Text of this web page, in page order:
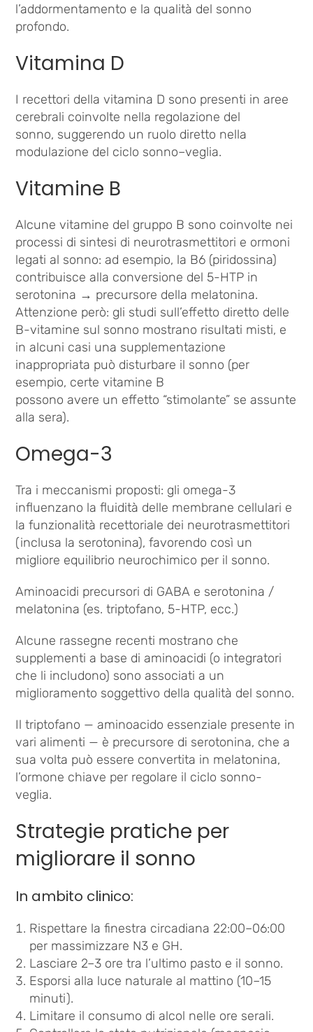
l’addormentamento e la qualità del sonno
profondo.
Vitamina D
I recettori della vitamina D sono presenti in aree
cerebrali coinvolte nella regolazione del
sonno, suggerendo un ruolo diretto nella
modulazione del ciclo sonno–veglia.
Vitamine B
Alcune vitamine del gruppo B sono coinvolte nei
processi di sintesi di neurotrasmettitori e ormoni
legati al sonno: ad esempio, la B6 (piridossina)
contribuisce alla conversione del 5-HTP in
serotonina → precursore della melatonina.
Attenzione però: gli studi sull’effetto diretto delle
B-vitamine sul sonno mostrano risultati misti, e
in alcuni casi una supplementazione
inappropriata può disturbare il sonno (per
esempio, certe vitamine B
possono avere un effetto “stimolante” se assunte
alla sera).
Omega-3
Tra i meccanismi proposti: gli omega-3
influenzano la fluidità delle membrane cellulari e
la funzionalità recettoriale dei neurotrasmettitori
(inclusa la serotonina), favorendo così un
migliore equilibrio neurochimico per il sonno.
Aminoacidi precursori di GABA e serotonina /
melatonina (es. triptofano, 5-HTP, ecc.)
Alcune rassegne recenti mostrano che
supplementi a base di aminoacidi (o integratori
che li includono) sono associati a un
miglioramento soggettivo della qualità del sonno.
Il triptofano — aminoacido essenziale presente in
vari alimenti — è precursore di serotonina, che a
sua volta può essere convertita in melatonina,
l’ormone chiave per regolare il ciclo sonno-
veglia.
Strategie pratiche per
migliorare il sonno
In ambito clinico:
Rispettare la finestra circadiana 22:00–06:00
per massimizzare N3 e GH.
Lasciare 2–3 ore tra l’ultimo pasto e il sonno.
Esporsi alla luce naturale al mattino (10–15
minuti).
Limitare il consumo di alcol nelle ore serali.